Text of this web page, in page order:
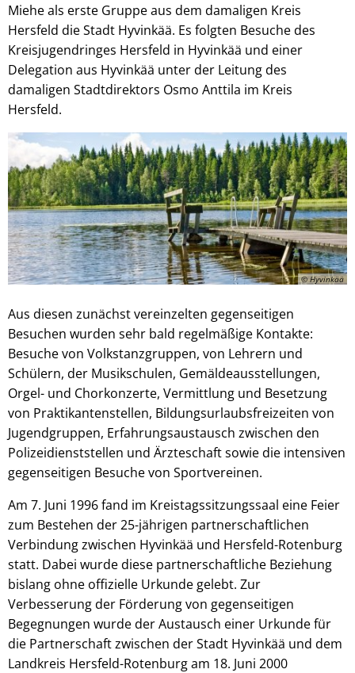
Miehe als erste Gruppe aus dem damaligen Kreis
Hersfeld die Stadt Hyvinkää. Es folgten Besuche des
Kreisjugendringes Hersfeld in Hyvinkää und einer
Delegation aus Hyvinkää unter der Leitung des
damaligen Stadtdirektors Osmo Anttila im Kreis
Hersfeld.
© Hyvinkää
Aus diesen zunächst vereinzelten gegenseitigen
Besuchen wurden sehr bald regelmäßige Kontakte:
Besuche von Volkstanzgruppen, von Lehrern und
Schülern, der Musikschulen, Gemäldeausstellungen,
Orgel- und Chorkonzerte, Vermittlung und Besetzung
von Praktikantenstellen, Bildungsurlaubsfreizeiten von
Jugendgruppen, Erfahrungsaustausch zwischen den
Polizeidienststellen und Ärzteschaft sowie die intensiven
gegenseitigen Besuche von Sportvereinen.
Am 7. Juni 1996 fand im Kreistagssitzungssaal eine Feier
zum Bestehen der 25-jährigen partnerschaftlichen
Verbindung zwischen Hyvinkää und Hersfeld-Rotenburg
statt. Dabei wurde diese partnerschaftliche Beziehung
bislang ohne offizielle Urkunde gelebt. Zur
Verbesserung der Förderung von gegenseitigen
Begegnungen wurde der Austausch einer Urkunde für
die Partnerschaft zwischen der Stadt Hyvinkää und dem
Landkreis Hersfeld-Rotenburg am 18. Juni 2000